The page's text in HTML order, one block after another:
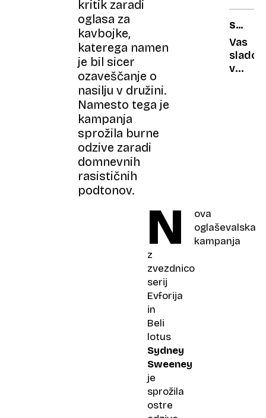
kritik zaradi
oglasa za
kavbojke,
katerega namen
je bil sicer
ozaveščanje o
nasilju v družini.
Namesto tega je
kampanja
sprožila burne
odzive zaradi
domnevnih
rasističnih
podtonov.
N
ova
oglaševalska
kampanja
z
zvezdnico
serij
Evforija
in
Beli
lotus
Sydney
Sweeney
je
sprožila
ostre
mora«
gorski
cesti
SKRITE
Vas
v